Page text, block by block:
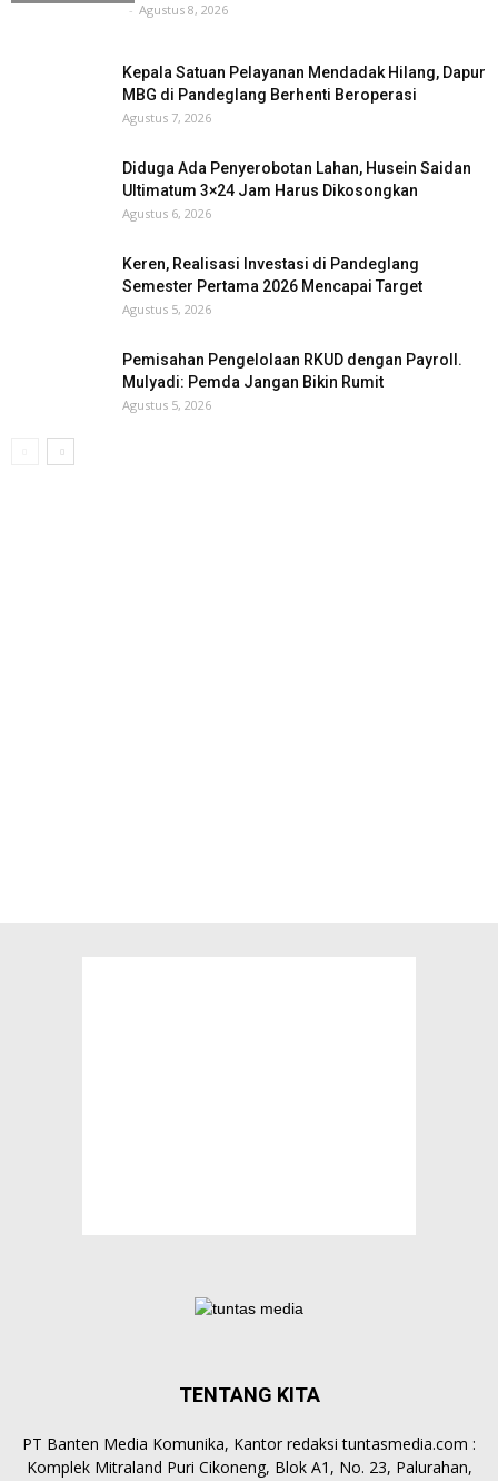
- Agustus 8, 2026
Kepala Satuan Pelayanan Mendadak Hilang, Dapur
MBG di Pandeglang Berhenti Beroperasi
Agustus 7, 2026
Diduga Ada Penyerobotan Lahan, Husein Saidan
Ultimatum 3×24 Jam Harus Dikosongkan
Agustus 6, 2026
Keren, Realisasi Investasi di Pandeglang
Semester Pertama 2026 Mencapai Target
Agustus 5, 2026
Pemisahan Pengelolaan RKUD dengan Payroll.
Mulyadi: Pemda Jangan Bikin Rumit
Agustus 5, 2026
TENTANG KITA
PT Banten Media Komunika, Kantor redaksi tuntasmedia.com :
Komplek Mitraland Puri Cikoneng, Blok A1, No. 23, Palurahan,